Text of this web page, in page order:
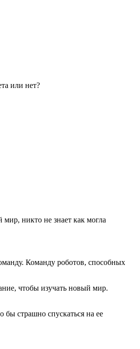
или нет?
никто не знает как могла
Команду роботов, способных
чтобы изучать новый мир.
бы страшно спускаться на ее